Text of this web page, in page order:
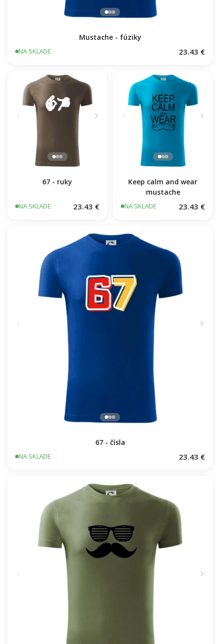
Mustache - fúziky
NA SKLADE 23.43 €
67 - ruky
NA SKLADE 23.43 €
Keep calm and wear
mustache
NA SKLADE 23.43 €
67 - čísla
NA SKLADE 23.43 €